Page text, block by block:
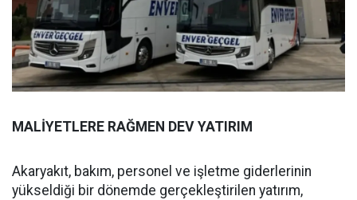
MALİYETLERE RAĞMEN DEV YATIRIM
Akaryakıt, bakım, personel ve işletme giderlerinin
yükseldiği bir dönemde gerçekleştirilen yatırım,